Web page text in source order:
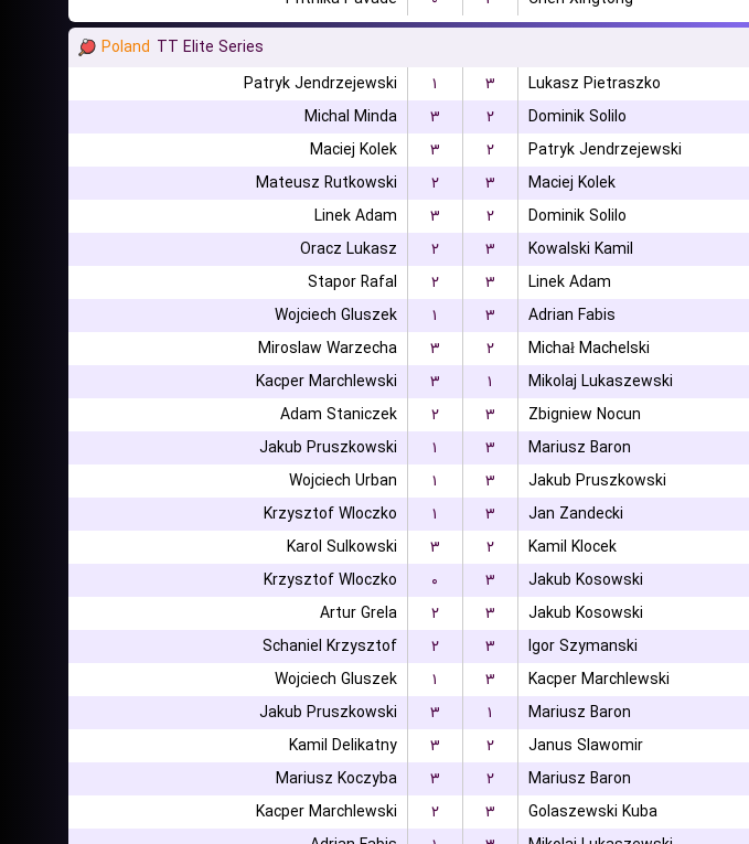
Poland TT Elite Series
Patryk Jendrzejewski
۱ ۳ Lukasz Pietraszko
Michal Minda
۳ ۲ Dominik Solilo
Maciej Kolek
۳ ۲ Patryk Jendrzejewski
Mateusz Rutkowski
۲ ۳ Maciej Kolek
Linek Adam
۳ ۲ Dominik Solilo
Oracz Lukasz
۲ ۳ Kowalski Kamil
Stapor Rafal
۲ ۳ Linek Adam
Wojciech Gluszek
۱ ۳ Adrian Fabis
Miroslaw Warzecha
۳ ۲ Michał Machelski
Kacper Marchlewski
۳ ۱ Mikolaj Lukaszewski
Adam Staniczek
۲ ۳ Zbigniew Nocun
Jakub Pruszkowski
۱ ۳ Mariusz Baron
Wojciech Urban
۱ ۳ Jakub Pruszkowski
Krzysztof Wloczko
۱ ۳ Jan Zandecki
Karol Sulkowski
۳ ۲ Kamil Klocek
Krzysztof Wloczko
۰ ۳ Jakub Kosowski
Artur Grela
۲ ۳ Jakub Kosowski
Schaniel Krzysztof
۲ ۳ Igor Szymanski
Wojciech Gluszek
۱ ۳ Kacper Marchlewski
Jakub Pruszkowski
۳ ۱ Mariusz Baron
Kamil Delikatny
۳ ۲ Janus Slawomir
Mariusz Koczyba
۳ ۲ Mariusz Baron
Kacper Marchlewski
۲ ۳ Golaszewski Kuba